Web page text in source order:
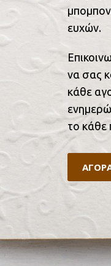
ευχών.
να σας
κάθε
το κάθε